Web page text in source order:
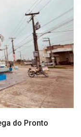
do Pronto